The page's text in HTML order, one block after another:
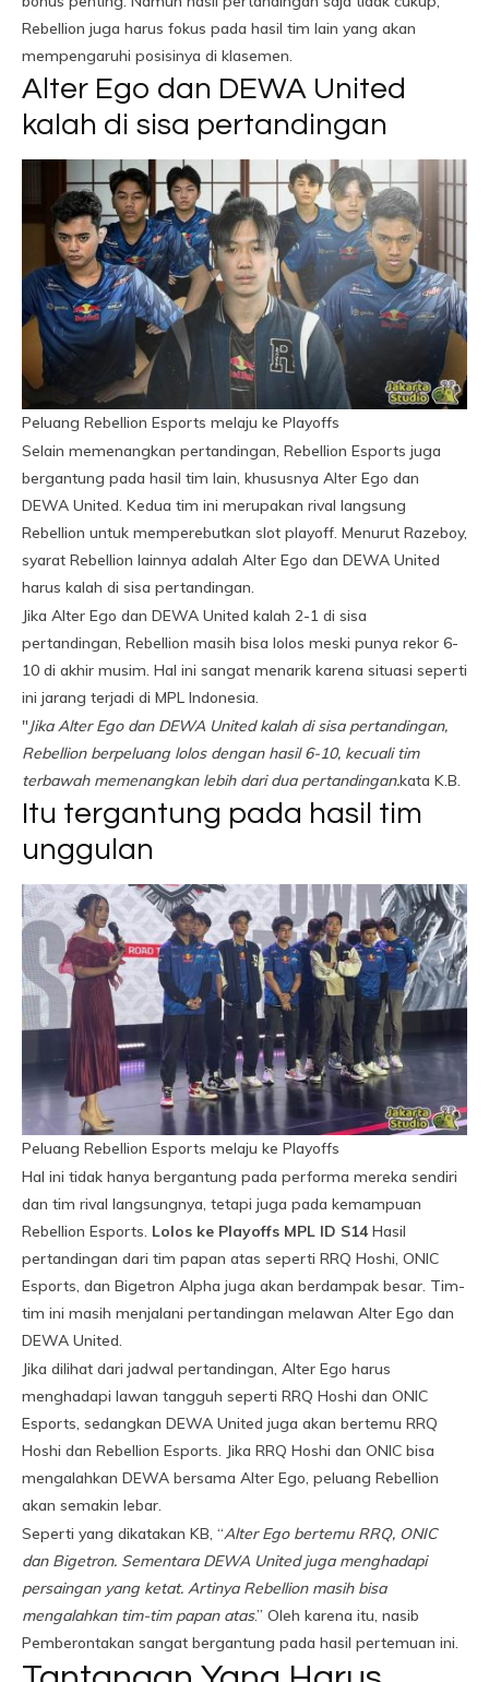
Rebellion juga harus fokus pada hasil tim lain yang akan
mempengaruhi posisinya di klasemen.
Alter Ego dan DEWA United
kalah di sisa pertandingan
Peluang Rebellion Esports melaju ke Playoffs
Selain memenangkan pertandingan, Rebellion Esports juga
bergantung pada hasil tim lain, khususnya Alter Ego dan
DEWA United. Kedua tim ini merupakan rival langsung
Rebellion untuk memperebutkan slot playoff. Menurut Razeboy,
syarat Rebellion lainnya adalah Alter Ego dan DEWA United
harus kalah di sisa pertandingan.
Jika Alter Ego dan DEWA United kalah 2-1 di sisa
pertandingan, Rebellion masih bisa lolos meski punya rekor 6-
10 di akhir musim. Hal ini sangat menarik karena situasi seperti
ini jarang terjadi di MPL Indonesia.
"Jika Alter Ego dan DEWA United kalah di sisa pertandingan,
Rebellion berpeluang lolos dengan hasil 6-10, kecuali tim
terbawah memenangkan lebih dari dua pertandingan.kata K.B.
Itu tergantung pada hasil tim
unggulan
Peluang Rebellion Esports melaju ke Playoffs
Hal ini tidak hanya bergantung pada performa mereka sendiri
dan tim rival langsungnya, tetapi juga pada kemampuan
Rebellion Esports. Lolos ke Playoffs MPL ID S14Hasil
pertandingan dari tim papan atas seperti RRQ Hoshi, ONIC
Esports, dan Bigetron Alpha juga akan berdampak besar. Tim-
tim ini masih menjalani pertandingan melawan Alter Ego dan
DEWA United.
Jika dilihat dari jadwal pertandingan, Alter Ego harus
menghadapi lawan tangguh seperti RRQ Hoshi dan ONIC
Esports, sedangkan DEWA United juga akan bertemu RRQ
Hoshi dan Rebellion Esports. Jika RRQ Hoshi dan ONIC bisa
mengalahkan DEWA bersama Alter Ego, peluang Rebellion
akan semakin lebar.
Seperti yang dikatakan KB, “Alter Ego bertemu RRQ, ONIC
dan Bigetron. Sementara DEWA United juga menghadapi
persaingan yang ketat. Artinya Rebellion masih bisa
mengalahkan tim-tim papan atas.” Oleh karena itu, nasib
Pemberontakan sangat bergantung pada hasil pertemuan ini.